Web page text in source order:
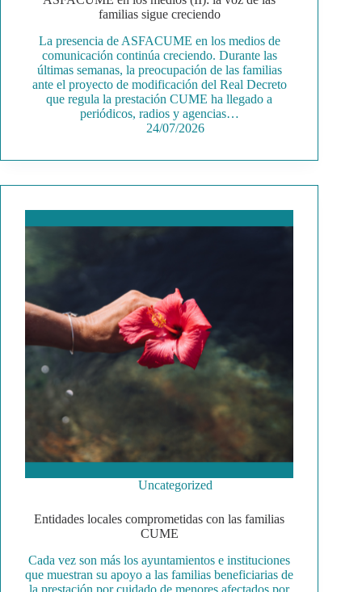
familias sigue creciendo
La presencia de ASFACUME en los medios de
comunicación continúa creciendo. Durante las
últimas semanas, la preocupación de las familias
ante el proyecto de modificación del Real Decreto
que regula la prestación CUME ha llegado a
periódicos, radios y agencias…
24/07/2026
Uncategorized
Entidades locales comprometidas con las familias
CUME
Cada vez son más los ayuntamientos e instituciones
que muestran su apoyo a las familias beneficiarias de
la prestación por cuidado de menores afectados por